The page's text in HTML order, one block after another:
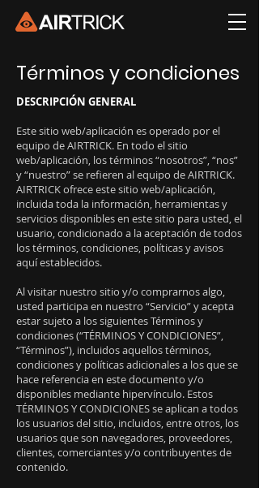
Términos y condiciones
DESCRIPCIÓN GENERAL
Este sitio web/aplicación es operado por el
equipo de AIRTRICK. En todo el sitio
web/aplicación, los términos “nosotros”, “nos”
y “nuestro” se refieren al equipo de AIRTRICK.
AIRTRICK ofrece este sitio web/aplicación,
incluida toda la información, herramientas y
servicios disponibles en este sitio para usted, el
usuario, condicionado a la aceptación de todos
los términos, condiciones, políticas y avisos
aquí establecidos.
Al visitar nuestro sitio y/o comprarnos algo,
usted participa en nuestro “Servicio” y acepta
estar sujeto a los siguientes Términos y
condiciones (“TÉRMINOS Y CONDICIONES”,
“Términos”), incluidos aquellos términos,
condiciones y políticas adicionales a los que se
hace referencia en este documento y/o
disponibles mediante hipervínculo. Estos
TÉRMINOS Y CONDICIONES se aplican a todos
los usuarios del sitio, incluidos, entre otros, los
usuarios que son navegadores, proveedores,
clientes, comerciantes y/o contribuyentes de
contenido.